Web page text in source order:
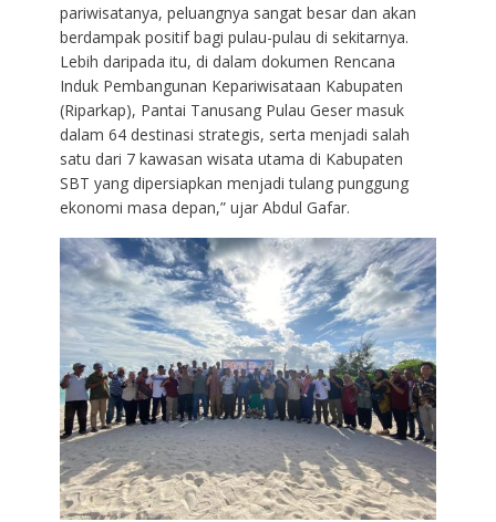
pariwisatanya, peluangnya sangat besar dan akan
berdampak positif bagi pulau-pulau di sekitarnya.
Lebih daripada itu, di dalam dokumen Rencana
Induk Pembangunan Kepariwisataan Kabupaten
(Riparkap), Pantai Tanusang Pulau Geser masuk
dalam 64 destinasi strategis, serta menjadi salah
satu dari 7 kawasan wisata utama di Kabupaten
SBT yang dipersiapkan menjadi tulang punggung
ekonomi masa depan,” ujar Abdul Gafar.